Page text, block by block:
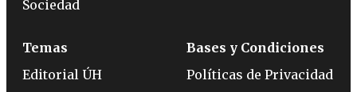
Sociedad
Temas
Editorial ÚH
Bases y Condiciones
Políticas de Privacidad